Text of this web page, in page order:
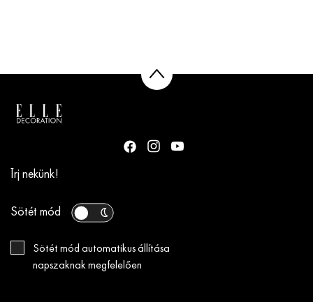
Írj nekünk!
Sötét mód
Sötét mód automatikus állítása
napszaknak megfelelően